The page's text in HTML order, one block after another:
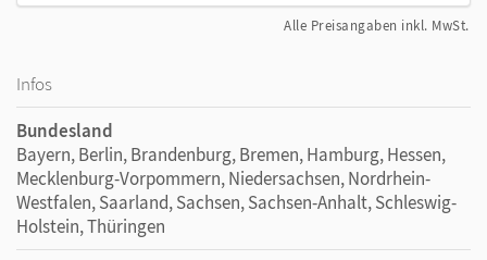
Alle Preisangaben inkl. MwSt.
Infos
Bundesland
Bayern, Berlin, Brandenburg, Bremen, Hamburg, Hessen,
Mecklenburg-Vorpommern, Niedersachsen, Nordrhein-
Westfalen, Saarland, Sachsen, Sachsen-Anhalt, Schleswig-
Holstein, Thüringen